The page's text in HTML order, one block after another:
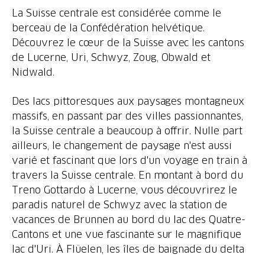
La Suisse centrale est considérée comme le
berceau de la Confédération helvétique.
Découvrez le cœur de la Suisse avec les cantons
de Lucerne, Uri, Schwyz, Zoug, Obwald et
Nidwald.
Des lacs pittoresques aux paysages montagneux
massifs, en passant par des villes passionnantes,
la Suisse centrale a beaucoup à offrir. Nulle part
ailleurs, le changement de paysage n'est aussi
varié et fascinant que lors d'un voyage en train à
travers la Suisse centrale. En montant à bord du
Treno Gottardo à Lucerne, vous découvrirez le
paradis naturel de Schwyz avec la station de
vacances de Brunnen au bord du lac des Quatre-
Cantons et une vue fascinante sur le magnifique
lac d'Uri. À Flüelen, les îles de baignade du delta